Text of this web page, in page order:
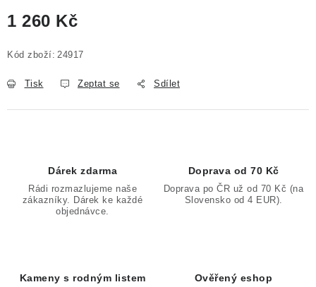
1 260 Kč
Kód zboží: 24917
Tisk Zeptat se Sdílet
Dárek zdarma
Rádi rozmazlujeme naše
zákazníky. Dárek ke každé
objednávce.
Doprava od 70 Kč
Doprava po ČR už od 70 Kč (na
Slovensko od 4 EUR).
Kameny s rodným listem Ověřený eshop